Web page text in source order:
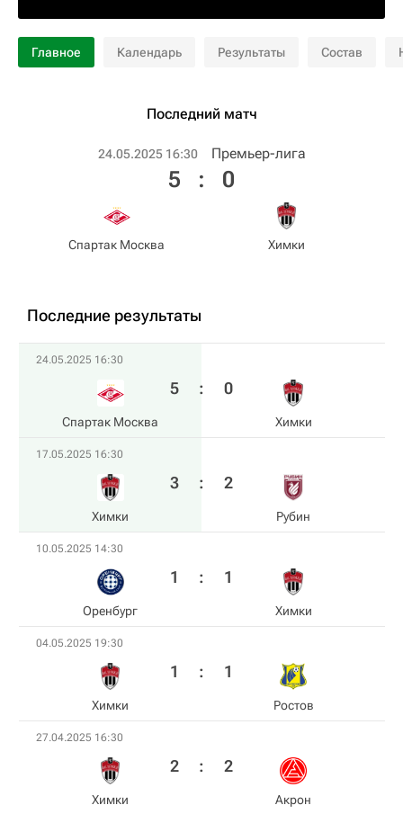
Главное Календарь Результаты Состав
Последний матч
24.05.2025 16:30 Премьер-лига
Спартак Москва
5 : 0
Химки
Последние результаты
24.05.2025 16:30
Спартак Москва
5 : 0
Химки
17.05.2025 16:30
Химки
3 : 2
Рубин
10.05.2025 14:30
Оренбург
1 : 1
Химки
04.05.2025 19:30
Химки
1 : 1
Ростов
27.04.2025 16:30
Химки
2 : 2
Акрон